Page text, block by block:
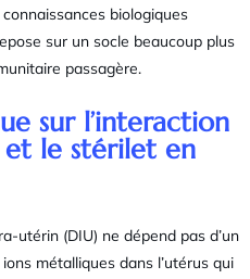
biologiques
sur un socle beaucoup plus
passagère.
sur l’interaction
et le stérilet en
utérin (DIU) ne dépend pas d’un
métalliques dans l’utérus qui